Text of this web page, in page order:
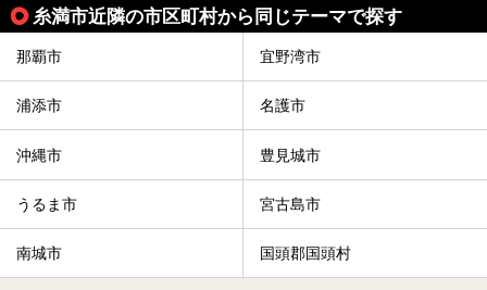
糸満市近隣の市区町村から同じテーマで探す
那覇市 宜野湾市
浦添市 名護市
沖縄市 豊見城市
うるま市 宮古島市
南城市 国頭郡国頭村